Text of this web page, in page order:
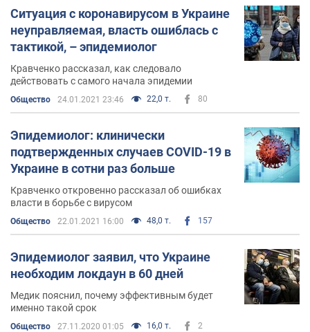
Ситуация с коронавирусом в Украине
неуправляемая, власть ошиблась с
тактикой, – эпидемиолог
Кравченко рассказал, как следовало
действовать с самого начала эпидемии
Общество 24.01.2021 23:46 22,0 т. 80
Эпидемиолог: клинически
подтвержденных случаев COVID-19 в
Украине в сотни раз больше
Кравченко откровенно рассказал об ошибках
власти в борьбе с вирусом
Общество 22.01.2021 16:00 48,0 т. 157
Эпидемиолог заявил, что Украине
необходим локдаун в 60 дней
Медик пояснил, почему эффективным будет
именно такой срок
Общество 27.11.2020 01:05 16,0 т. 2